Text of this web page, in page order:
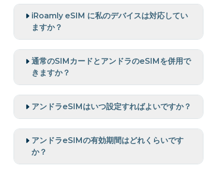
iRoamly eSIM に私のデバイスは対応してい
ますか？
通常のSIMカードとアンドラのeSIMを併用で
きますか？
アンドラeSIMはいつ設定すればよいですか？
アンドラeSIMの有効期間はどれくらいです
か？